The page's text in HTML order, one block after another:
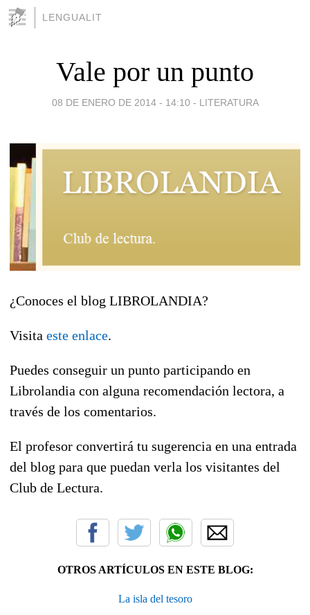
LENGUALIT
Vale por un punto
08 DE ENERO DE 2014 - 14:10 - LITERATURA
¿Conoces el blog LIBROLANDIA?
Visita este enlace.
Puedes conseguir un punto participando en
Librolandia con alguna recomendación lectora, a
través de los comentarios.
El profesor convertirá tu sugerencia en una entrada
del blog para que puedan verla los visitantes del
Club de Lectura.
OTROS ARTÍCULOS EN ESTE BLOG:
La isla del tesoro